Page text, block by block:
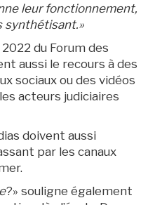
leur fonctionnement,
synthétisant.»
du Forum des
aussi le recours à des
sociaux ou des vidéos
acteurs judiciaires
doivent aussi
par les canaux
?» souligne également